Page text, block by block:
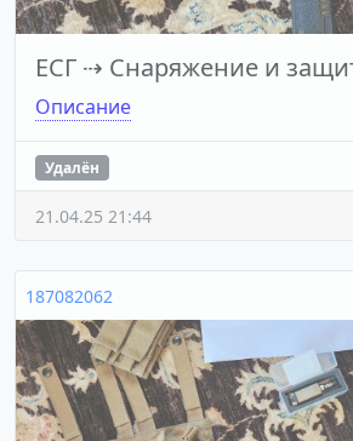
ЕСГ ⇢ Снаряжение и
Описание
Удалён
21.04.25 21:44
187082062